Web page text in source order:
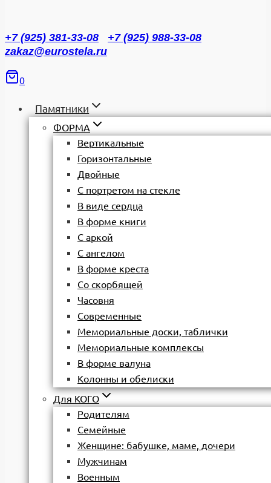
+7 (925) 381-33-08
+7 (925) 988-33-08
zakaz@eurostela.ru
0
Памятники
ФОРМА
Вертикальные
Горизонтальные
Двойные
С портретом на стекле
В виде сердца
В форме книги
С аркой
С ангелом
В форме креста
Со скорбящей
Часовня
Современные
Мемориальные доски, таблички
Мемориальные комплексы
В форме валуна
Колонны и обелиски
Для КОГО
Родителям
Семейные
Женщине: бабушке, маме, дочери
Мужчинам
Военным